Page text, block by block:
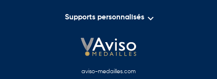
Supports personnalisés 
aviso-medailles.com